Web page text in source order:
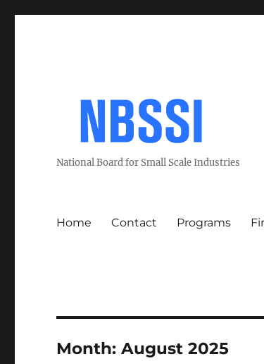
National Board for Small Scale Industries
Home Contact Programs
Month:August 2025